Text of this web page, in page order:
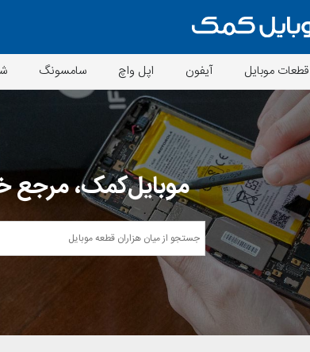
قطعات موبایل آیفون اپل واچ سامسونگ
موبایل‌کمک، مرجع